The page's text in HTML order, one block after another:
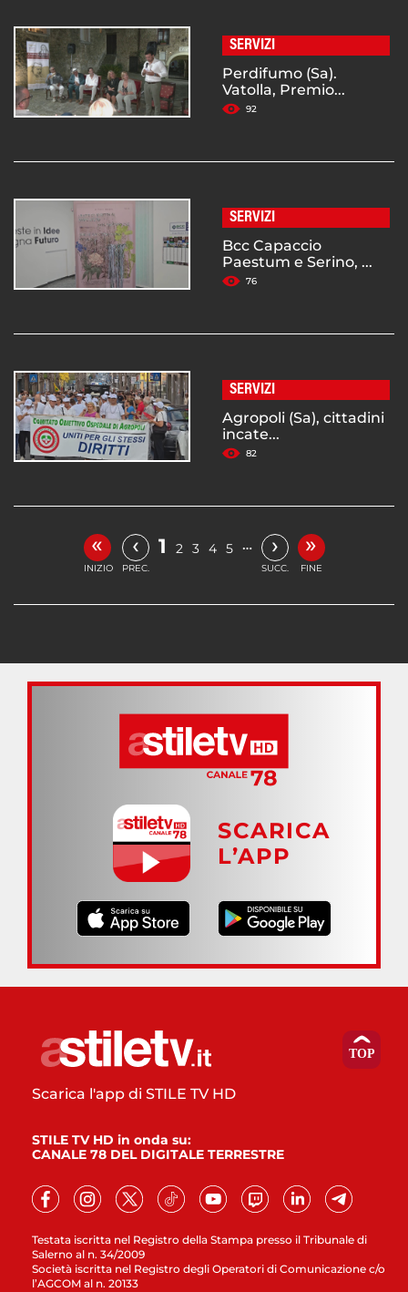
SERVIZI
Perdifumo (Sa).
Vatolla, Premio...
92
SERVIZI
Bcc Capaccio
Paestum e Serino, ...
76
SERVIZI
Agropoli (Sa), cittadini
incate...
82
«
INIZIO
‹
PREC.
1 2 3 4 5 … ›
SUCC.
»
FINE
SCARICA
L’APP
Testata iscritta nel Registro della Stampa presso il Tribunale di
Salerno al n. 34/2009
Società iscritta nel Registro degli Operatori di Comunicazione c/o
l’AGCOM al n. 20133
Scarica l'app di STILE TV HD
STILE TV HD in onda su:
CANALE 78 DEL DIGITALE TERRESTRE